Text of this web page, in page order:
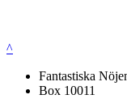
^
Fantastiska
Box 10011